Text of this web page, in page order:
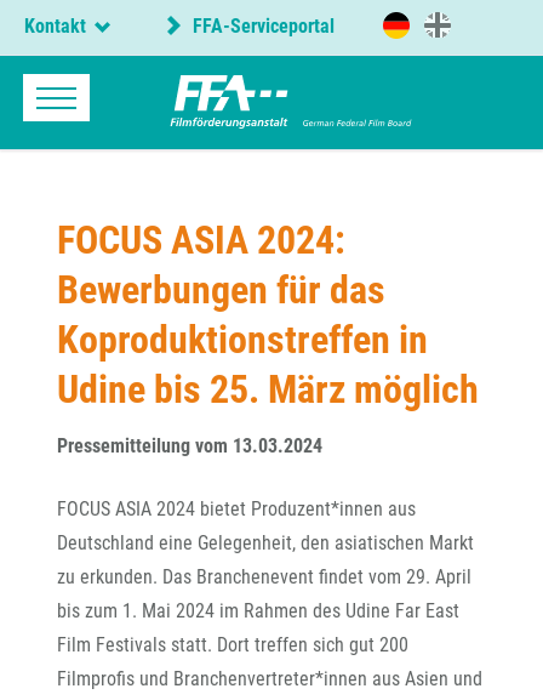
Kontakt FFA-Serviceportal
FOCUS ASIA 2024:
Bewerbungen für das
Koproduktionstreffen in
Udine bis 25. März möglich
Pressemitteilung vom 13.03.2024
FOCUS ASIA 2024 bietet Produzent*innen aus
Deutschland eine Gelegenheit, den asiatischen Markt
zu erkunden. Das Branchenevent findet vom 29. April
bis zum 1. Mai 2024 im Rahmen des Udine Far East
Film Festivals statt. Dort treffen sich gut 200
Filmprofis und Branchenvertreter*innen aus Asien und